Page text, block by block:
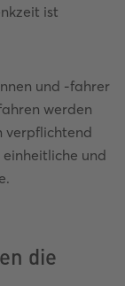
ist
und -fahrer
werden
verpflichtend
einheitliche und
die